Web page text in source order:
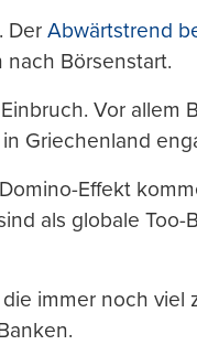
Der Abwärtstrend
Börsenstart.
Vor allem
Griechenland
Effekt
als globale Too-
immer noch viel